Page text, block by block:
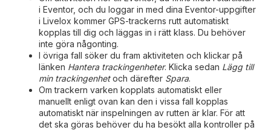
i Eventor, och du loggar in med dina Eventor-uppgifter
i Livelox kommer GPS-trackerns rutt automatiskt
kopplas till dig och läggas in i rätt klass. Du behöver
inte göra någonting.
I övriga fall söker du fram aktiviteten och klickar på
länken Hantera trackingenheter. Klicka sedan Lägg till
min trackingenhetoch därefter Spara.
Om trackern varken kopplats automatiskt eller
manuellt enligt ovan kan den i vissa fall kopplas
automatiskt när inspelningen av rutten är klar. För att
det ska göras behöver du ha besökt alla kontroller på